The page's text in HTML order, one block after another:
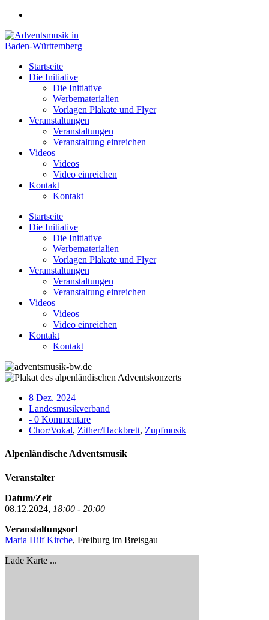
Zum
springen
Startseite
Die Initiative
Die Initiative
Werbematerialien
Vorlagen Plakate und Flyer
Veranstaltungen
Veranstaltungen
Veranstaltung einreichen
Videos
Videos
Video einreichen
Kontakt
Kontakt
Startseite
Die Initiative
Die Initiative
Werbematerialien
Vorlagen Plakate und Flyer
Veranstaltungen
Veranstaltungen
Veranstaltung einreichen
Videos
Videos
Video einreichen
Kontakt
Kontakt
8 Dez. 2024
Landesmusikverband
- 0 Kommentare
Chor/Vokal, Zither/Hackbrett, Zupfmusik
Alpenländische Adventsmusik
Veranstalter
Datum/Zeit
08.12.2024, 18:00 - 20:00
Veranstaltungsort
Maria Hilf Kirche, Freiburg im Breisgau
Lade Karte ...